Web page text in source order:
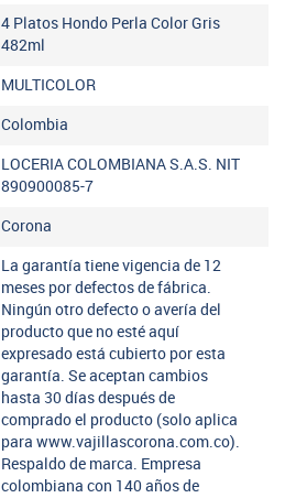
4 Platos Hondo Perla Color Gris
482ml
MULTICOLOR
Colombia
LOCERIA COLOMBIANA S.A.S. NIT
890900085-7
Corona
La garantía tiene vigencia de 12
meses por defectos de fábrica.
Ningún otro defecto o avería del
producto que no esté aquí
expresado está cubierto por esta
garantía. Se aceptan cambios
hasta 30 días después de
comprado el producto (solo aplica
para www.vajillascorona.com.co).
Respaldo de marca. Empresa
colombiana con 140 años de